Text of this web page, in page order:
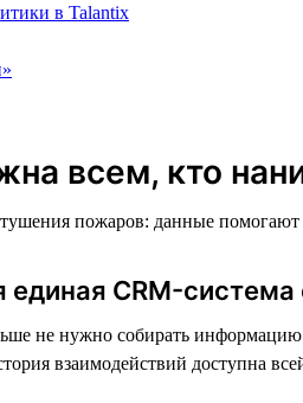
в Talantix
всем, кто
пожаров: данные помогают
единая CRM-
не нужно собирать
взаимодействий доступна